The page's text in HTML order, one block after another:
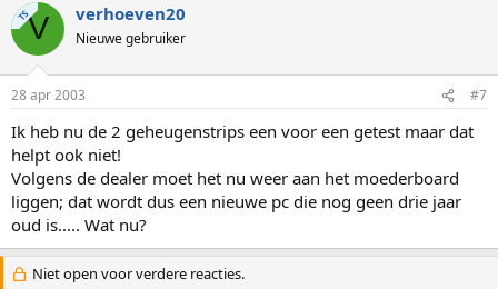
TSV verhoeven20
Nieuwe gebruiker
28 apr 2003 #7
Ik heb nu de 2 geheugenstrips een voor een getest maar dat
helpt ook niet!
Volgens de dealer moet het nu weer aan het moederboard
liggen; dat wordt dus een nieuwe pc die nog geen drie jaar
oud is..... Wat nu?
Niet open voor verdere reacties.